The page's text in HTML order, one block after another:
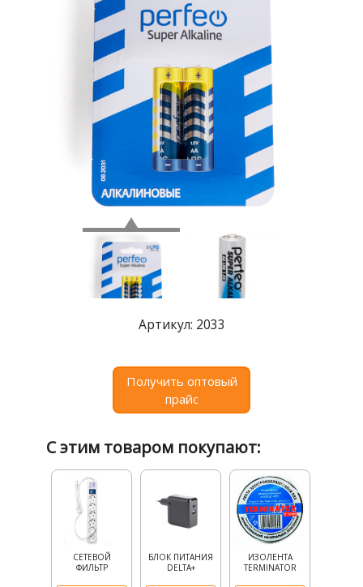
Сотрудничество
news@signalelectronics.ru
Артикул: 2033
Получить оптовый
прайс
С этим товаром покупают:
СЕТЕВОЙ
ФИЛЬТР
БЛОК ПИТАНИЯ
DELTA+
ИЗОЛЕНТА
TERMINATOR